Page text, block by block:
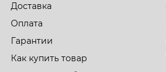
Доставка
Оплата
Гарантии
Как купить товар